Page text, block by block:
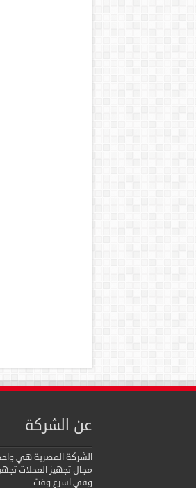
عن الشركة
الشركة المصرية هي
مجال تجهيز المحلات
وفي اسرع وقت